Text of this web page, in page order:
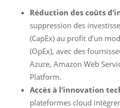
Réduction des coûts
suppression des
(CapEx) au profit d’un
(OpEx), avec des
Azure, Amazon Web
Platform.
Accès à l’innovation
plateformes cloud